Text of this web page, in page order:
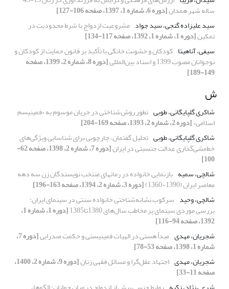
ساله شهر همدان[دوره 6، شماره 1، 1397، صفحه 106-127]
سید علیزاده گنجی، سید جواد مشروعیت ازدواج با شرط محدودیت در
تمکین[دوره 1، شماره 1، 1392، صفحه 117-134]
سیفی، آناهیتا کودکان و خشونت خانگی با تأکید بر ﻗﺎﻧﻮن ﺣﻤﺎﯾﺖ از ﮐﻮدﮐﺎن و
ﻧﻮﺟﻮاﻧﺎن ﻣﺼﻮب 1399 و اسناد بین‌المللی [دوره 8، شماره 2، 1399، صفحه
149-189]
ش
شاکری گلپایگانی، طوبی تطور روش‌شناختی در جریان موسوم به «فمینیسم
اسلامی»[دوره 2، شماره 2، 1393، صفحه 169-204]
شاکری گلپایگانی، طوبی تحلیل‌ گفتمان، چارچوبی برای شناسایی ویژگی‌های
خط‌مشی‌گذاری عدالت جنسیتی در ایران [دوره 7، شماره 2، 1398، صفحه 62-
100]
شالچی، سمیه بازنمایی خانواده در رمانهای منتخب نویسندگان زن سه دهه
معاصر ایران (1390-1360)
[دوره 3، شماره 2، 1394، صفحه 163-196]
شالچی، وحید سرکوب نشانه‌شناختی خانواده سنتی در سینمای ایران:
بررسی موردی سینمای پر مخاطب سال‌های 1380تا1385 [دوره 1، شماره 1،
1392، صفحه 94-116]
شجریان، مهدی مبدأ هستی در الهیات فمینیستی و حکمت صدرایی [دوره 7،
شماره 1، 1398، صفحه 53-78]
شجریان، مهدی اجتهاد عقل‌گرا و مسائل فقهی زنان [دوره 9، شماره 2، 1400،
صفحه 11-33]